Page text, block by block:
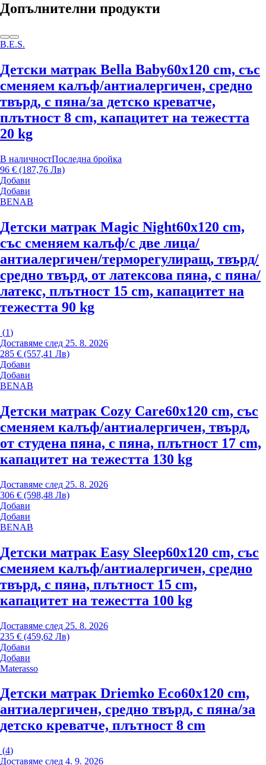
Допълнителни продукти
B.E.S.
Детски матрак Bella Baby60x120 cm, със
сменяем калъф/антиалергичен, средно
твърд, с пяна/за детско креватче,
плътност 8 cm, капацитет на тежестта
20 kg
В наличностПоследна бройка
96 € (187,76 Лв)
Добави
Добави
BENAB
Детски матрак Magic Night60x120 cm,
със сменяем калъф/с две лица/
антиалергичен/терморегулиращ, твърд/
средно твърд, от латексова пяна, с пяна/
латекс, плътност 15 cm, капацитет на
тежестта 90 kg
(1)
Доставяме след 25. 8. 2026
285 € (557,41 Лв)
Добави
Добави
BENAB
Детски матрак Cozy Care60x120 cm, със
сменяем калъф/антиалергичен, твърд,
от студена пяна, с пяна, плътност 17 cm,
капацитет на тежестта 130 kg
Доставяме след 25. 8. 2026
306 € (598,48 Лв)
Добави
Добави
BENAB
Детски матрак Easy Sleep60x120 cm, със
сменяем калъф/антиалергичен, средно
твърд, с пяна, плътност 15 cm,
капацитет на тежестта 100 kg
Доставяме след 25. 8. 2026
235 € (459,62 Лв)
Добави
Добави
Materasso
Детски матрак Driemko Eco60x120 cm,
антиалергичен, средно твърд, с пяна/за
детско креватче, плътност 8 cm
(4)
Доставяме след 4. 9. 2026